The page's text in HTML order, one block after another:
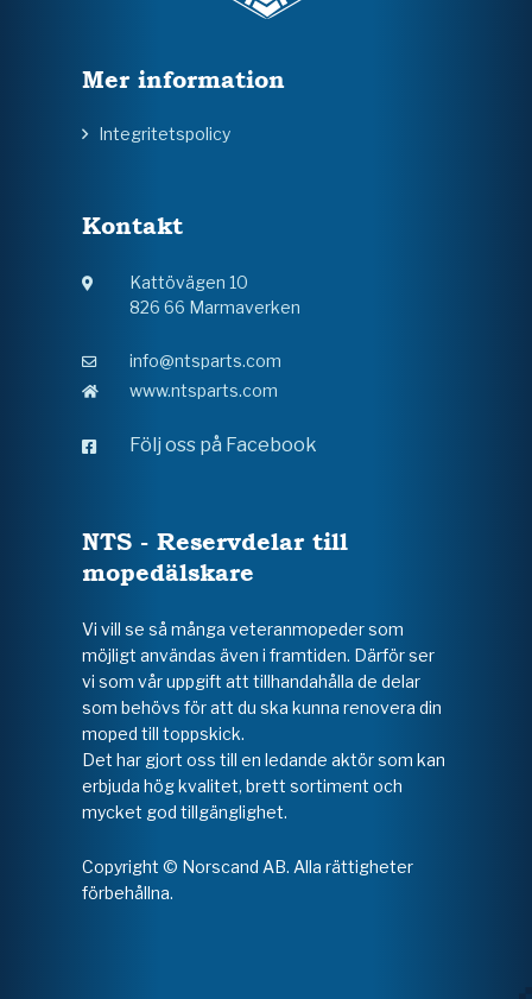
Mer information
Integritetspolicy
Kontakt
Kattövägen 10
826 66 Marmaverken
info@ntsparts.com
www.ntsparts.com
Följ oss på Facebook
NTS - Reservdelar till
mopedälskare
Vi vill se så många veteranmopeder som
möjligt användas även i framtiden. Därför ser
vi som vår uppgift att tillhandahålla de delar
som behövs för att du ska kunna renovera din
moped till toppskick.
Det har gjort oss till en ledande aktör som kan
erbjuda hög kvalitet, brett sortiment och
mycket god tillgänglighet.
Copyright © Norscand AB. Alla rättigheter
förbehållna.